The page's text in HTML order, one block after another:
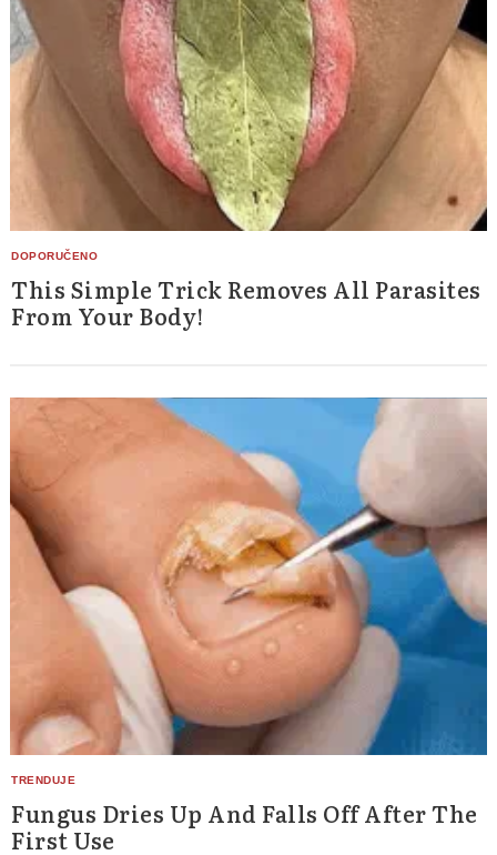
This Simple Trick Removes All Parasites
From Your Body!
Fungus Dries Up And Falls Off After The
First Use